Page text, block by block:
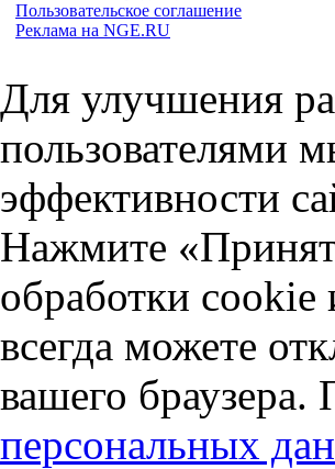
Пользовательское соглашение
Реклама на NGE.RU
Для улучшения
пользователями
эффективности
Нажмите
обработки
всегда можете
вашего
персональных